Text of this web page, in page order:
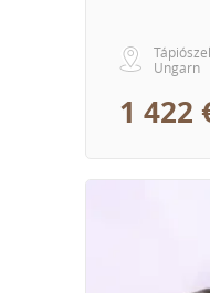
Ungarn
1 422